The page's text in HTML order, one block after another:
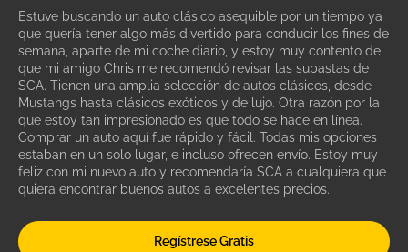
Estuve buscando un auto clásico asequible por un tiempo ya
que quería tener algo más divertido para conducir los fines de
semana, aparte de mi coche diario, y estoy muy contento de
que mi amigo Chris me recomendó revisar las subastas de
SCA. Tienen una amplia selección de autos clásicos, desde
Mustangs hasta clásicos exóticos y de lujo. Otra razón por la
que estoy tan impresionado es que todo se hace en línea.
Comprar un auto aquí fue rápido y fácil. Todas mis opciones
estaban en un solo lugar, e incluso ofrecen envío. Estoy muy
feliz con mi nuevo auto y recomendaría SCA a cualquiera que
quiera encontrar buenos autos a excelentes precios.
Regístrese Gratis